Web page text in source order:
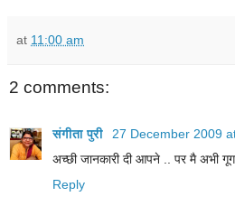
at 11:00 am
2 comments:
संगीता पुरी
27 December 2009
अच्‍छी जानकारी दी आपने .. पर मै अभी
Reply